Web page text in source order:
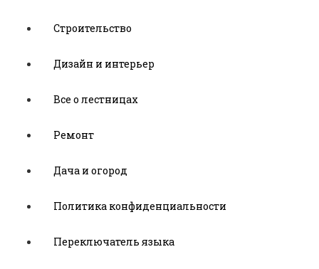
Строительство
Дизайн и интерьер
Все о лестницах
Ремонт
Дача и огород
Политика конфиденциальности
Переключатель языка